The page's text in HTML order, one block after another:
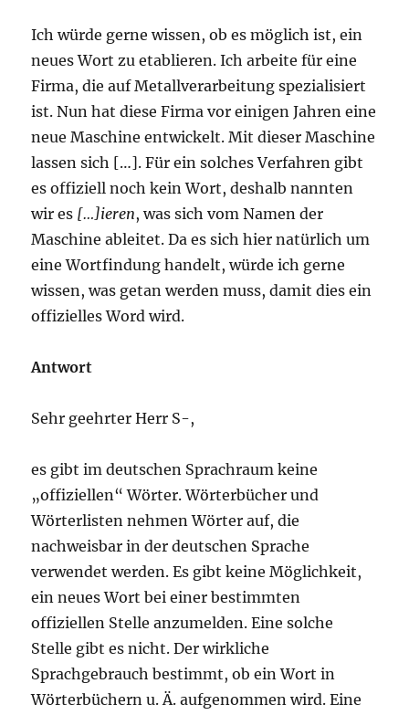
Ich würde gerne wissen, ob es möglich ist, ein
neues Wort zu etablieren. Ich arbeite für eine
Firma, die auf Metallverarbeitung spezialisiert
ist. Nun hat diese Firma vor einigen Jahren eine
neue Maschine entwickelt. Mit dieser Maschine
lassen sich […]. Für ein solches Verfahren gibt
es offiziell noch kein Wort, deshalb nannten
wir es […]ieren, was sich vom Namen der
Maschine ableitet. Da es sich hier natürlich um
eine Wortfindung handelt, würde ich gerne
wissen, was getan werden muss, damit dies ein
offizielles Word wird.
Antwort
Sehr geehrter Herr S-,
es gibt im deutschen Sprachraum keine
„offiziellen“ Wörter. Wörterbücher und
Wörterlisten nehmen Wörter auf, die
nachweisbar in der deutschen Sprache
verwendet werden. Es gibt keine Möglichkeit,
ein neues Wort bei einer bestimmten
offiziellen Stelle anzumelden. Eine solche
Stelle gibt es nicht. Der wirkliche
Sprachgebrauch bestimmt, ob ein Wort in
Wörterbüchern u. Ä. aufgenommen wird. Eine